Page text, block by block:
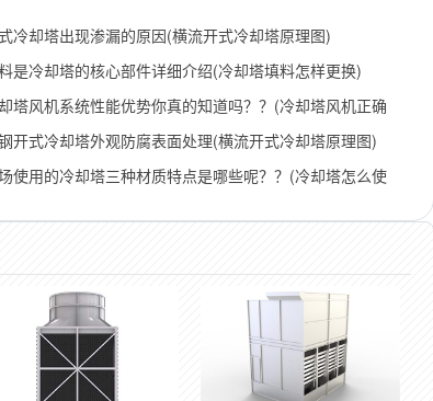
冷却塔出现渗漏的原因(横流开式冷却塔原理图)
是冷却塔的核心部件详细介绍(冷却塔填料怎样更换)
塔风机系统性能优势你真的知道吗？？(冷却塔风机正确
向
开式冷却塔外观防腐表面处理(横流开式冷却塔原理图)
使用的冷却塔三种材质特点是哪些呢？？(冷却塔怎么使